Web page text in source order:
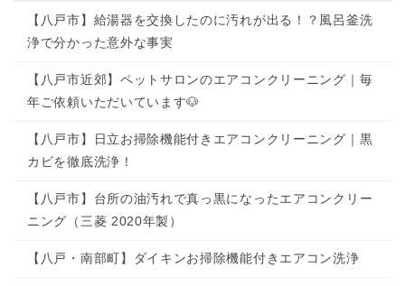
【八戸市】給湯器を交換したのに汚れが出る！？風呂釜洗
浄で分かった意外な事実
【八戸市近郊】ペットサロンのエアコンクリーニング｜毎
年ご依頼いただいています🐶
【八戸市】日立お掃除機能付きエアコンクリーニング｜黒
カビを徹底洗浄！
【八戸市】台所の油汚れで真っ黒になったエアコンクリー
ニング（三菱 2020年製）
【八戸・南部町】ダイキンお掃除機能付きエアコン洗浄